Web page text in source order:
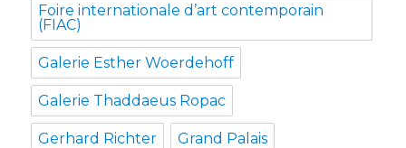
Foire internationale d’art contemporain
(FIAC)
Galerie Esther Woerdehoff
Galerie Thaddaeus Ropac
Gerhard Richter Grand Palais